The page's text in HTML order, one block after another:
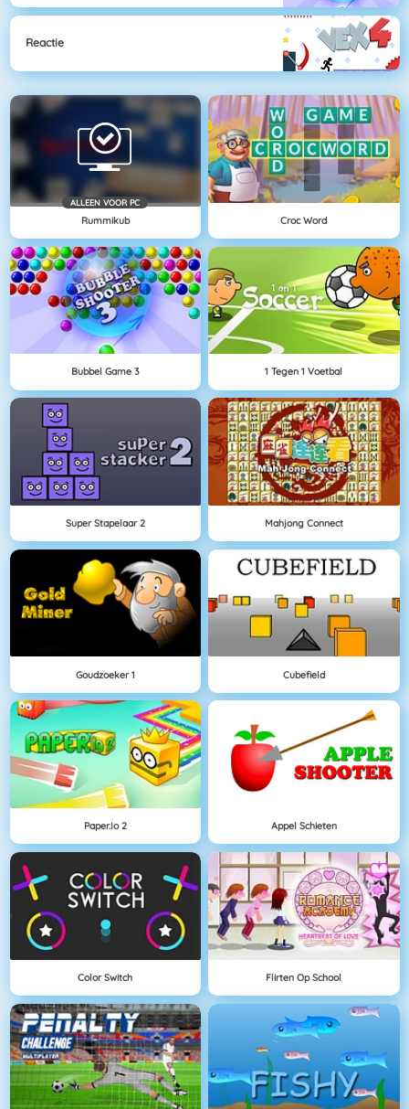
Reactie
ALLEEN VOOR PC
Rummikub Croc Word
Bubbel Game 3 1 Tegen 1 Voetbal
Super Stapelaar 2 Mahjong Connect
Goudzoeker 1 Cubefield
Paper.io 2 Appel Schieten
Color Switch Flirten Op School